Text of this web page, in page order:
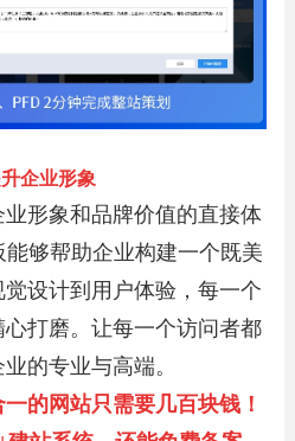
企业形象
形象和品牌价值的直接体
够帮助企业构建一个既美
设计到用户体验，每一个
打磨。让每一个访问者都
的专业与高端。
的网站只需要几百块钱！